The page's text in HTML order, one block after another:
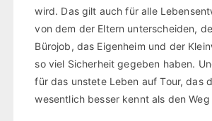
wird. Das gilt auch für alle
von dem der Eltern unterscheiden,
Bürojob, das Eigenheim und der
so viel Sicherheit gegeben haben.
für das unstete Leben auf Tour, das
wesentlich besser kennt als den Weg